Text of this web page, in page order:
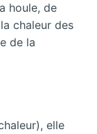
houle, de
chaleur des
de la
elle